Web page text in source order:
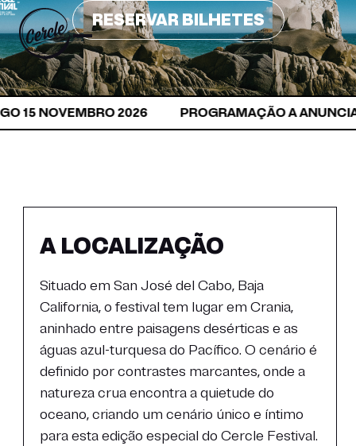
RESERVAR BILHETES
15 NOVEMBRO 2026 PROGRAMAÇÃO A
A LOCALIZAÇÃO
Situado em San José del Cabo, Baja
California, o festival tem lugar em Crania,
aninhado entre paisagens desérticas e as
águas azul-turquesa do Pacífico. O cenário é
definido por contrastes marcantes, onde a
natureza crua encontra a quietude do
oceano, criando um cenário único e íntimo
para esta edição especial do Cercle Festival.